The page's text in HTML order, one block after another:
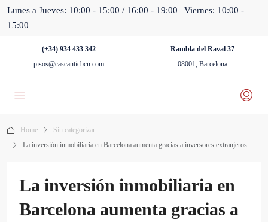
Lunes a Jueves: 10:00 - 15:00 / 16:00 - 19:00 | Viernes: 10:00 -
15:00
(+34) 934 433 342
pisos@cascanticbcn.com
Rambla del Raval 37
08001, Barcelona
Home
Sin categorizar
La inversión inmobiliaria en Barcelona aumenta gracias a inversores extranjeros
La inversión inmobiliaria en
Barcelona aumenta gracias a